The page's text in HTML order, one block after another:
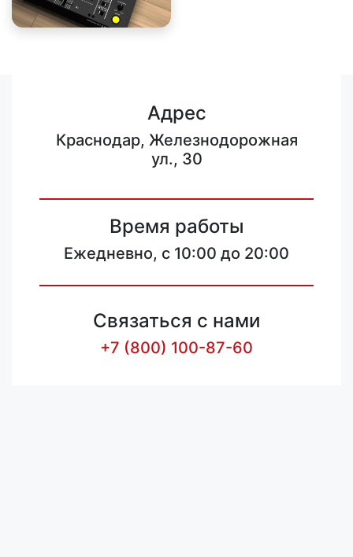
Адрес
Краснодар, Железнодорожная
ул., 30
Время работы
Ежедневно, с 10:00 до 20:00
Связаться с нами
+7 (800) 100-87-60